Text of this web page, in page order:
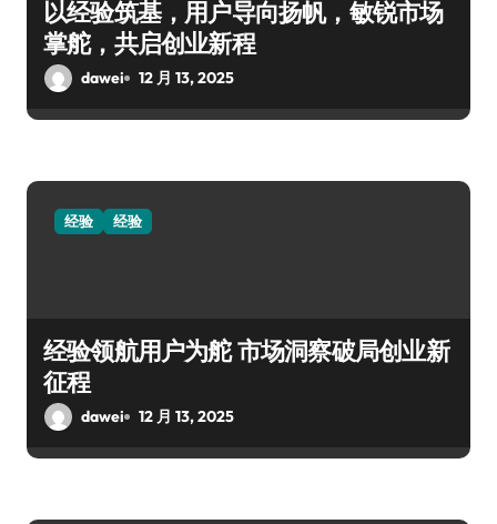
以经验筑基，用户导向扬帆，敏锐市场
掌舵，共启创业新程
dawei 12 月 13, 2025
经验 经验
经验领航用户为舵 市场洞察破局创业新
征程
dawei 12 月 13, 2025